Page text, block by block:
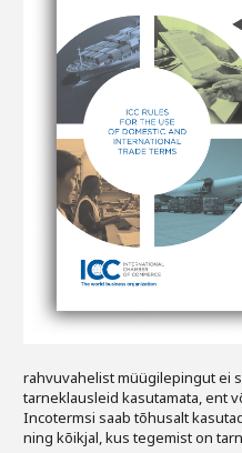
Juhendid ja väljaanded
Videod
Liitu meililistiga
Oskusteave
Incoterms® 2020
Abimaterjalid
rahvuvahelist müügilepingut ei
tarneklausleid kasutamata, ent
Incotermsi saab tõhusalt
ning kõikjal, kus tegemist on